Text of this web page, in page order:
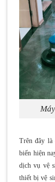
Trên đây là
biến hiện
dịch vụ vệ
thiết bị vệ